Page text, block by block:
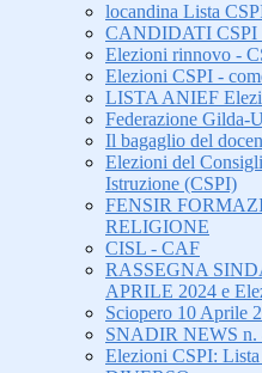
locandina Lista
CANDIDATI CSPI
Elezioni rinnovo -
Elezioni CSPI -
LISTA ANIEF
Federazione Gilda-
Il bagaglio del
Elezioni del
Istruzione (CSPI)
FENSIR
RELIGIONE
CISL - CAF
RASSEGNA
APRILE 2024 e
Sciopero 10 Aprile
SNADIR NEWS n.
Elezioni CSPI: